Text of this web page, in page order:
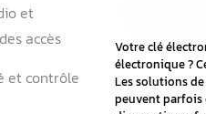
nouvelle clé et